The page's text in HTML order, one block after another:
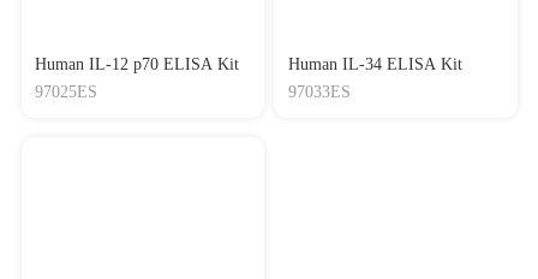
Human IL-12 p70 ELISA Kit
97025ES
Human IL-34 ELISA Kit
97033ES